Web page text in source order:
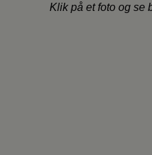
Klik på et foto og se